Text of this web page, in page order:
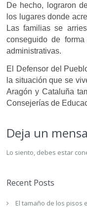
De hecho, lograron
los lugares donde
Las familias se
conseguido de
administrativas.
El Defensor del
la situación que se
Aragón y Cataluña
Consejerías de
Deja un
Lo siento, debes estar
Recent Posts
El tamaño de los pisos